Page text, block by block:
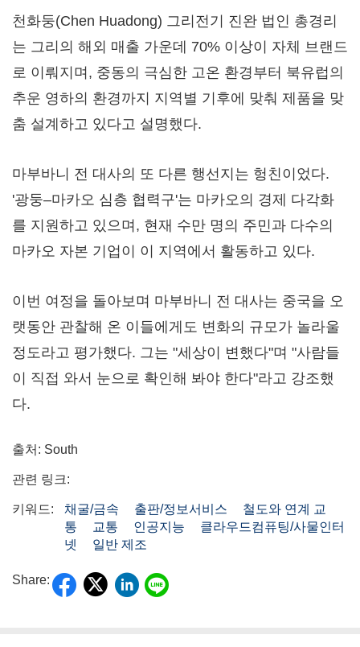
천화둥(Chen Huadong) 그리전기 진완 법인 총경리
는 그리의 해외 매출 가운데 70% 이상이 자체 브랜드
로 이뤄지며, 중동의 극심한 고온 환경부터 북유럽의
추운 영하의 환경까지 지역별 기후에 맞춰 제품을 맞
춤 설계하고 있다고 설명했다.
마부바니 전 대사의 또 다른 행선지는 헝친이었다.
'광둥–마카오 심층 협력구'는 마카오의 경제 다각화
를 지원하고 있으며, 현재 수만 명의 주민과 다수의
마카오 자본 기업이 이 지역에서 활동하고 있다.
이번 여정을 돌아보며 마부바니 전 대사는 중국을 오
랫동안 관찰해 온 이들에게도 변화의 규모가 놀라울
정도라고 평가했다. 그는 "세상이 변했다"며 "사람들
이 직접 와서 눈으로 확인해 봐야 한다"라고 강조했
다.
출처: South
관련 링크:
키워드: 채굴/금속 출판/정보서비스
철도와 연계 교
통
교통 인공지능
클라우드컴퓨팅/사물인터
넷
일반 제조
Share: